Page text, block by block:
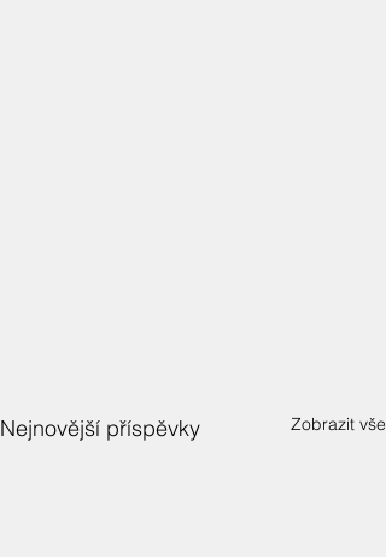
Nejnovější příspěvky Zobrazit vše